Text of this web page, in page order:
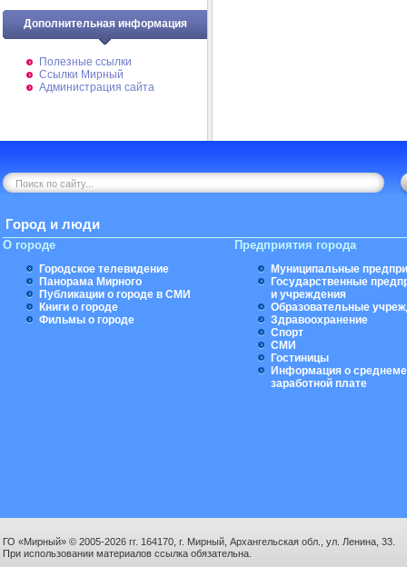
Дополнительная информация
Полезные ссылки
Ссылки Мирный
Администрация сайта
Город и люди
О городе
Городское телевидение
Панорама Мирного
Публикации о городе в СМИ
Книги о городе
Фильмы о городе
Предприятия города
Муниципальные
Государственные
и учреждения
Образовательные
Здравоохранение
Спорт
СМИ
Гостиницы
Информация о
заработной плате
ГО «Мирный» © 2005-2026 гг. 164170, г. Мирный, Архангельская обл., ул. Ленина, 33.
При использовании материалов ссылка обязательна.